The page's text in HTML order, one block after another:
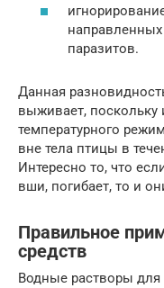
паразитов.
Данная
выживает,
температурного
вне тела птицы в
Интересно то, что
вши, погибает, то и
Правильное
средств
Водные растворы